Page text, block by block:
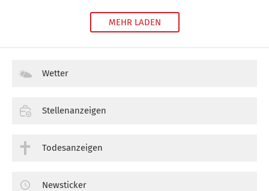
MEHR LADEN
Wetter
Stellenanzeigen
Todesanzeigen
Newsticker